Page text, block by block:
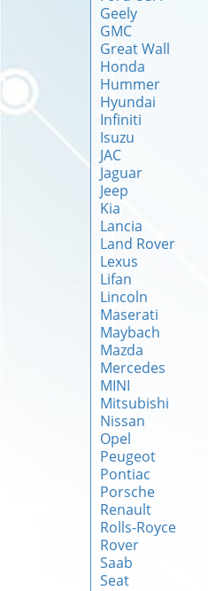
Geely
GMC
Great Wall
Honda
Hummer
Hyundai
Infiniti
Isuzu
JAC
Jaguar
Jeep
Kia
Lancia
Land Rover
Lexus
Lifan
Lincoln
Maserati
Maybach
Mazda
Mercedes
MINI
Mitsubishi
Nissan
Opel
Peugeot
Pontiac
Porsche
Renault
Rolls-Royce
Rover
Saab
Seat